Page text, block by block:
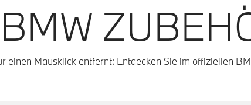
einen Mausklick entfernt: Entdecken Sie im offiziellen